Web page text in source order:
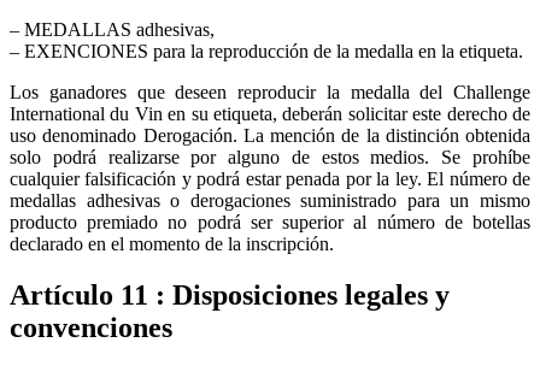
– MEDALLAS adhesivas,
– EXENCIONES para la reproducción de la medalla en la etiqueta.
Los ganadores que deseen reproducir la medalla del Challenge
International du Vin en su etiqueta, deberán solicitar este derecho de
uso denominado Derogación. La mención de la distinción obtenida
solo podrá realizarse por alguno de estos medios. Se prohíbe
cualquier falsificación y podrá estar penada por la ley. El número de
medallas adhesivas o derogaciones suministrado para un mismo
producto premiado no podrá ser superior al número de botellas
declarado en el momento de la inscripción.
Artículo 11 : Disposiciones legales y
convenciones